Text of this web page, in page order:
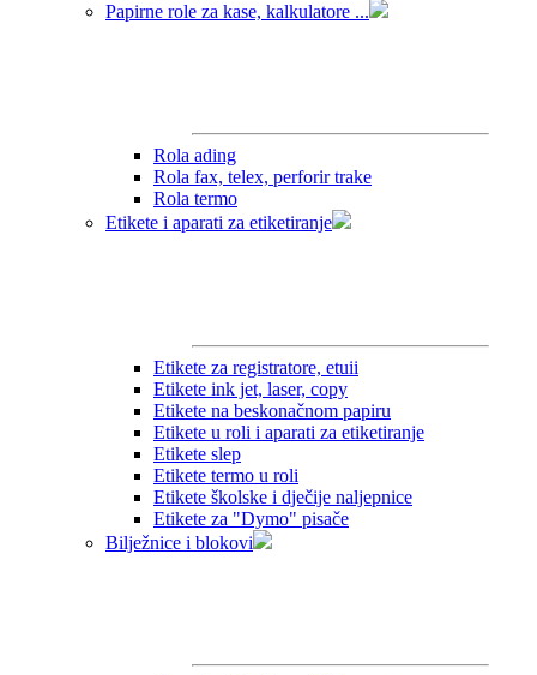
Papirne role za kase, kalkulatore ...
Rola ading
Rola fax, telex, perforir trake
Rola termo
Etikete i aparati za etiketiranje
Etikete za registratore, etuii
Etikete ink jet, laser, copy
Etikete na beskonačnom papiru
Etikete u roli i aparati za etiketiranje
Etikete slep
Etikete termo u roli
Etikete školske i dječije naljepnice
Etikete za "Dymo" pisače
Bilježnice i blokovi